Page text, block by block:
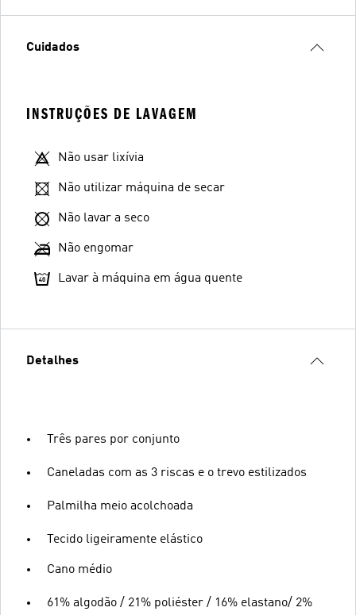
Cuidados
INSTRUÇÕES DE LAVAGEM
Não usar lixívia
Não utilizar máquina de secar
Não lavar a seco
Não engomar
Lavar à máquina em água quente
Detalhes
Três pares por conjunto
Caneladas com as 3 riscas e o trevo estilizados
Palmilha meio acolchoada
Tecido ligeiramente elástico
Cano médio
61% algodão / 21% poliéster / 16% elastano/ 2%